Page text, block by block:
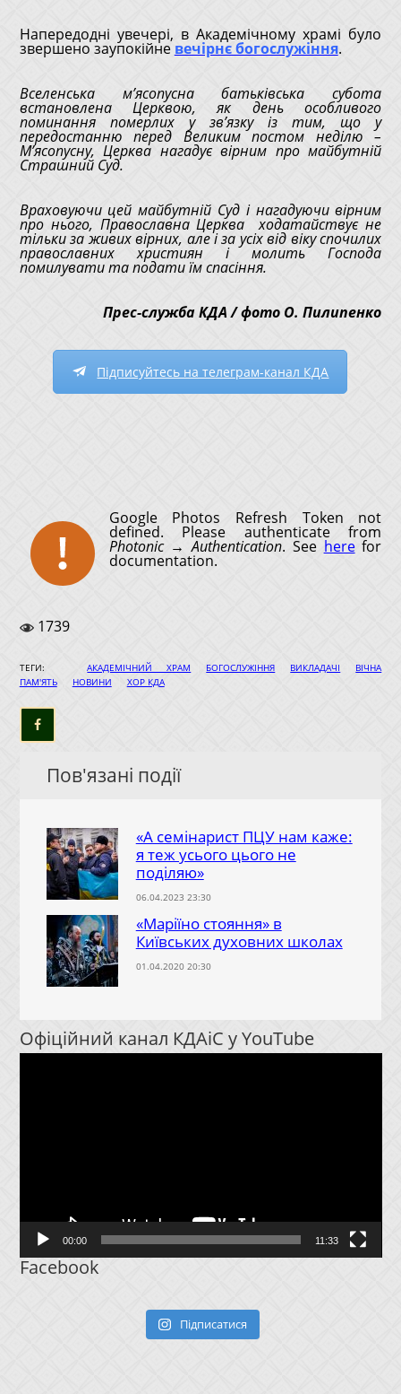
Напередодні увечері, в Академічному храмі було
звершено заупокійневечірнє богослужіння.
Вселенська м’ясопусна батьківська субота
встановлена Церквою, як день особливого
поминання померлих у зв’язку із тим, що у
передостанню перед Великим постом неділю –
М’ясопусну, Церква нагадує вірним про майбутній
Страшний Суд.
Враховуючи цей майбутній Суд і нагадуючи вірним
про нього, Православна Церква ходатайствує не
тільки за живих вірних, але і за усіх від віку спочилих
православних християн і молить Господа
помилувати та подати їм спасіння.
Прес-служба КДА / фото О. Пилипенко
Підписуйтесь на телеграм-канал КДА
Google Photos Refresh Token not
defined. Please authenticate from
Photonic → Authentication. See herefor
documentation.
1739
ТЕГИ:АКАДЕМІЧНИЙ ХРАМ БОГОСЛУЖІННЯ ВИКЛАДАЧІ
ВІЧНА
ПАМ'ЯТЬ
НОВИНИ ХОР КДА
Пов'язані події
«А семінарист ПЦУ нам каже:
я теж усього цього не
поділяю»
06.04.2023 23:30
«Маріїно стояння» в
Київських духовних школах
01.04.2020 20:30
Офіційний канал КДАіС у YouTube
Відеопрогравач
00:00 11:33
Facebook
Підписатися